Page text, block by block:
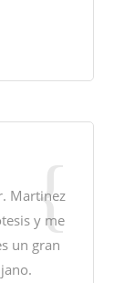
Martinez
y me
un gran